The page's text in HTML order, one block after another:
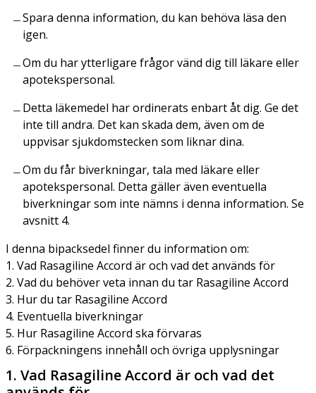
Spara denna information, du kan behöva läsa den
igen.
Om du har ytterligare frågor vänd dig till läkare eller
apotekspersonal.
Detta läkemedel har ordinerats enbart åt dig. Ge det
inte till andra. Det kan skada dem, även om de
uppvisar sjukdomstecken som liknar dina.
Om du får biverkningar, tala med läkare eller
apotekspersonal. Detta gäller även eventuella
biverkningar som inte nämns i denna information. Se
avsnitt 4.
I denna bipacksedel finner du information om:
1. Vad Rasagiline Accord är och vad det används för
2. Vad du behöver veta innan du tar Rasagiline Accord
3. Hur du tar Rasagiline Accord
4. Eventuella biverkningar
5. Hur Rasagiline Accord ska förvaras
6. Förpackningens innehåll och övriga upplysningar
1. Vad Rasagiline Accord är och vad det